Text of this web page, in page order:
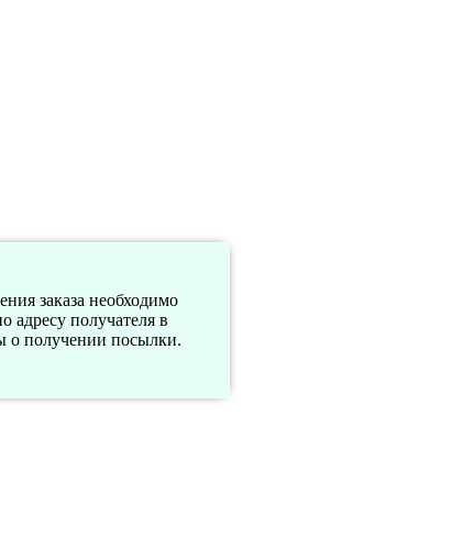
заказа необходимо
адресу получателя в
о получении посылки.